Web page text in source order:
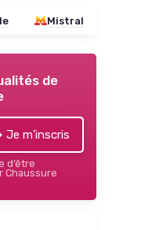
Mistral
de
Je m'inscris
d’être
Chaussure